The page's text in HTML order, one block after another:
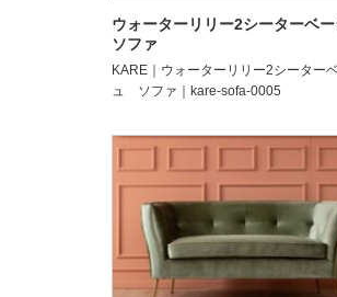
ウォーターリリー2シーターベ
ソファ
KARE｜ウォーターリリー2シーター
ュ ソファ｜kare-sofa-0005